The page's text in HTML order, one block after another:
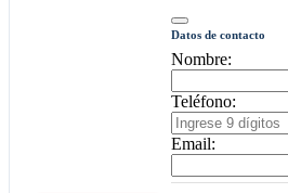
Datos de contacto
Nombre:
Teléfono:
Email: